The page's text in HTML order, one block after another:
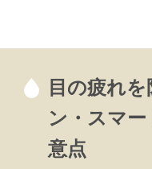
目の疲れ
ン・スマ
意点